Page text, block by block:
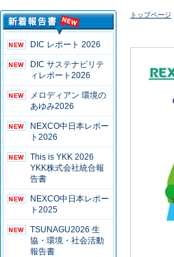
DIC レポート 2026
DIC サステナビリテ
ィレポート2026
メロディアン 環境の
あゆみ2026
NEXCO中日本レポー
ト2026
This is YKK 2026
YKK株式会社統合報
告書
NEXCO中日本レポー
ト2025
TSUNAGU2026 生
協・環境・社会活動
報告書
トップページ